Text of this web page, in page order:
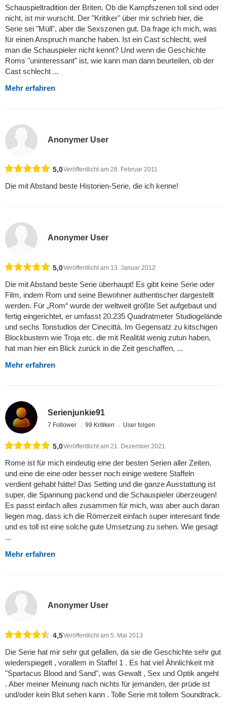
Schauspieltradition der Briten. Ob die Kampfszenen toll sind oder
nicht, ist mir wurscht. Der "Kritiker" über mir schrieb hier, die
Serie sei "Müll", aber die Sexszenen gut. Da frage ich mich, was
für einen Anspruch manche haben. Ist ein Cast schlecht, weil
man die Schauspieler nicht kennt? Und wenn die Geschichte
Roms "uninteressant" ist, wie kann man dann beurteilen, ob der
Cast schlecht ...
Mehr erfahren
Anonymer User
5,0Veröffentlicht am 28. Februar 2011
Die mit Abstand beste Historien-Serie, die ich kenne!
Anonymer User
5,0Veröffentlicht am 13. Januar 2012
Die mit Abstand beste Serie überhaupt! Es gibt keine Serie oder
Film, indem Rom und seine Bewohner authentischer dargestellt
werden. Für „Rom“ wurde der weltweit größte Set aufgebaut und
fertig eingerichtet, er umfasst 20.235 Quadratmeter Studiogelände
und sechs Tonstudios der Cinecittà. Im Gegensatz zu kitschigen
Blockbustern wie Troja etc. die mit Realität wenig zutun haben,
hat man hier ein Blick zurück in die Zeit geschaffen, ...
Mehr erfahren
Serienjunkie91
7 Follower 99 Kritiken User folgen
5,0Veröffentlicht am 21. Dezember 2021
Rome ist für mich eindeutig eine der besten Serien aller Zeiten,
und eine die eine oder besser noch einige weitere Staffeln
verdient gehabt hätte! Das Setting und die ganze Ausstattung ist
super, die Spannung packend und die Schauspieler überzeugen!
Es passt einfach alles zusammen für mich, was aber auch daran
liegen mag, dass ich die Römerzeit einfach super interesant finde
und es toll ist eine solche gute Umsetzung zu sehen. Wie gesagt
...
Mehr erfahren
Anonymer User
4,5Veröffentlicht am 5. Mai 2013
Die Serie hat mir sehr gut gefallen, da sie die Geschichte sehr gut
wiederspiegelt , vorallem in Staffel 1 . Es hat viel Ähnlichkeit mit
"Spartacus Blood and Sand", was Gewalt , Sex und Optik angeht
. Aber meiner Meinung nach nichts für jemanden, der prüde ist
und/oder kein Blut sehen kann . Tolle Serie mit tollem Soundtrack.